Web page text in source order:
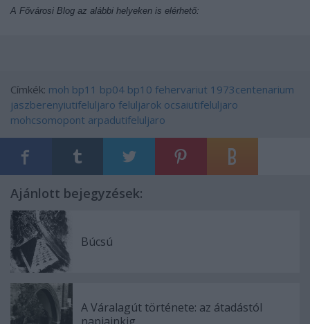
A Fővárosi Blog az alábbi helyeken is elérhető:
Címkék: moh bp11 bp04 bp10 fehervariut 1973centenarium
jaszberenyiutifeluljaro feluljarok ocsaiutifeluljaro
mohcsomopont arpadutifeluljaro
Ajánlott bejegyzések:
Búcsú
A Váralagút története: az átadástól